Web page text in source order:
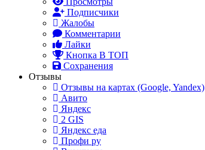
Подписчики
Жалобы
Комментарии
Лайки
Кнопка В ТОП
Сохранения
Отзывы
Отзывы на картах (Google, Yandex)
Авито
Яндекс
2 GIS
Яндекс еда
Профи ру